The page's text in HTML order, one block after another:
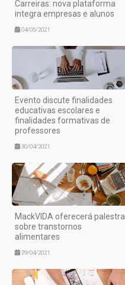
Carreiras: nova plataforma
integra empresas e alunos
04/05/2021
Evento discute finalidades
educativas escolares e
finalidades formativas de
professores
30/04/2021
MackVIDA oferecerá palestra
sobre transtornos
alimentares
29/04/2021